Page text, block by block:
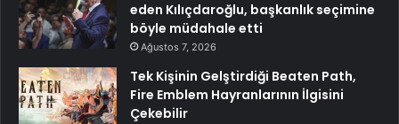
eden Kılıçdaroğlu, başkanlık seçimine
böyle müdahale etti
Ağustos 7, 2026
Tek Kişinin Gelştirdiği Beaten Path,
Fire Emblem Hayranlarının İlgisini
Çekebilir